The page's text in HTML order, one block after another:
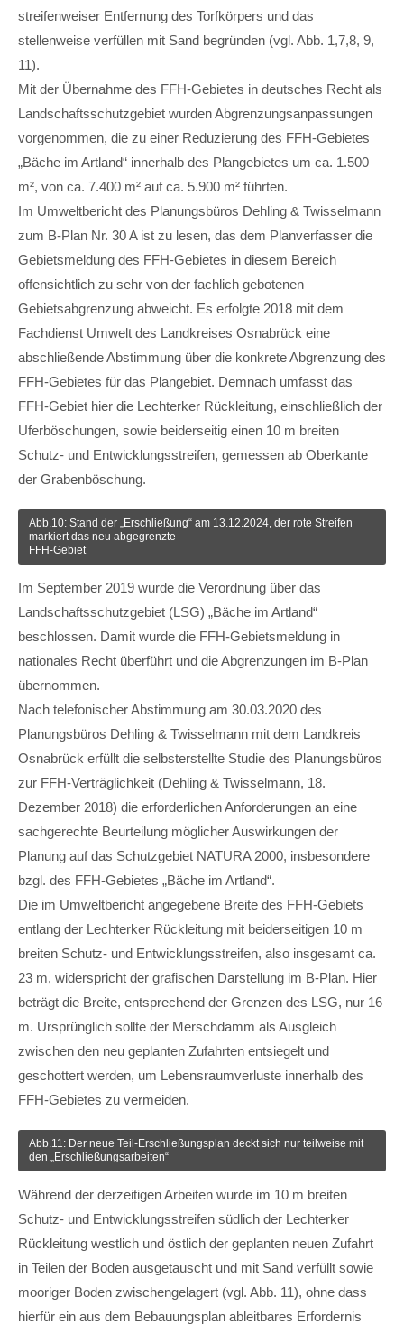
streifenweiser Entfernung des Torfkörpers und das
stellenweise verfüllen mit Sand begründen (vgl. Abb. 1,7,8, 9,
11).
Mit der Übernahme des FFH-Gebietes in deutsches Recht als
Landschaftsschutzgebiet wurden Abgrenzungsanpassungen
vorgenommen, die zu einer Reduzierung des FFH-Gebietes
„Bäche im Artland“ innerhalb des Plangebietes um ca. 1.500
m², von ca. 7.400 m² auf ca. 5.900 m² führten.
Im Umweltbericht des Planungsbüros Dehling & Twisselmann
zum B-Plan Nr. 30 A ist zu lesen, das dem Planverfasser die
Gebietsmeldung des FFH-Gebietes in diesem Bereich
offensichtlich zu sehr von der fachlich gebotenen
Gebietsabgrenzung abweicht. Es erfolgte 2018 mit dem
Fachdienst Umwelt des Landkreises Osnabrück eine
abschließende Abstimmung über die konkrete Abgrenzung des
FFH-Gebietes für das Plangebiet. Demnach umfasst das
FFH-Gebiet hier die Lechterker Rückleitung, einschließlich der
Uferböschungen, sowie beiderseitig einen 10 m breiten
Schutz- und Entwicklungsstreifen, gemessen ab Oberkante
der Grabenböschung.
Abb.10: Stand der „Erschließung“ am 13.12.2024, der rote Streifen
markiert das neu abgegrenzte
FFH-Gebiet
Im September 2019 wurde die Verordnung über das
Landschaftsschutzgebiet (LSG) „Bäche im Artland“
beschlossen. Damit wurde die FFH-Gebietsmeldung in
nationales Recht überführt und die Abgrenzungen im B-Plan
übernommen.
Nach telefonischer Abstimmung am 30.03.2020 des
Planungsbüros Dehling & Twisselmann mit dem Landkreis
Osnabrück erfüllt die selbsterstellte Studie des Planungsbüros
zur FFH-Verträglichkeit (Dehling & Twisselmann, 18.
Dezember 2018) die erforderlichen Anforderungen an eine
sachgerechte Beurteilung möglicher Auswirkungen der
Planung auf das Schutzgebiet NATURA 2000, insbesondere
bzgl. des FFH-Gebietes „Bäche im Artland“.
Die im Umweltbericht angegebene Breite des FFH-Gebiets
entlang der Lechterker Rückleitung mit beiderseitigen 10 m
breiten Schutz- und Entwicklungsstreifen, also insgesamt ca.
23 m, widerspricht der grafischen Darstellung im B-Plan. Hier
beträgt die Breite, entsprechend der Grenzen des LSG, nur 16
m. Ursprünglich sollte der Merschdamm als Ausgleich
zwischen den neu geplanten Zufahrten entsiegelt und
geschottert werden, um Lebensraumverluste innerhalb des
FFH-Gebietes zu vermeiden.
Abb.11: Der neue Teil-Erschließungsplan deckt sich nur teilweise mit
den „Erschließungsarbeiten“
Während der derzeitigen Arbeiten wurde im 10 m breiten
Schutz- und Entwicklungsstreifen südlich der Lechterker
Rückleitung westlich und östlich der geplanten neuen Zufahrt
in Teilen der Boden ausgetauscht und mit Sand verfüllt sowie
mooriger Boden zwischengelagert (vgl. Abb. 11), ohne dass
hierfür ein aus dem Bebauungsplan ableitbares Erfordernis